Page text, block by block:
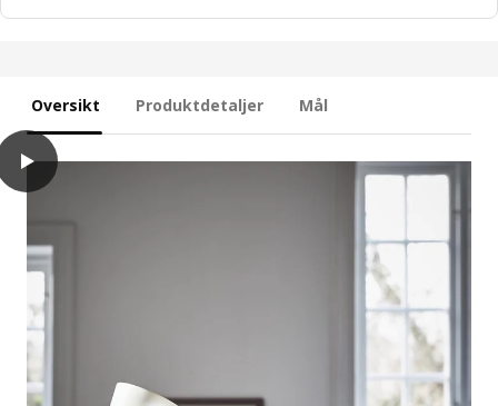
Oversikt Produktdetaljer Mål
play
SOJABÖNA Blomsterpotte, hvit, 12 cm